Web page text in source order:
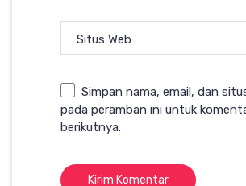
Situs Web
Simpan nama, email, dan
pada peramban ini untuk
berikutnya.